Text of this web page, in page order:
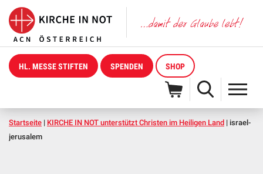
HL. MESSE STIFTEN SPENDEN SHOP
Startseite | KIRCHE IN NOT unterstützt Christen im Heiligen Land | israel-
jerusalem